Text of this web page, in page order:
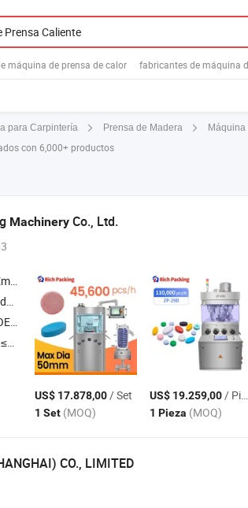
máquina de prensa de calor fabricantes de máquina
para Carpintería Prensa de Madera Máquina
con 6,000+ productos
Machinery Co., Ltd.
US$ 17.878,00/ Set
1 Set (MOQ)
US$ 19.259,00/ Pieza
1 Pieza (MOQ)
CO., LIMITED